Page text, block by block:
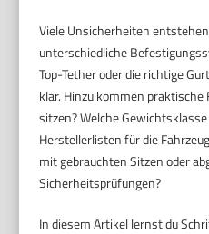
Viele Unsicherheiten
unterschiedliche
Top-Tether oder die richtige
klar. Hinzu kommen praktische
sitzen? Welche
Herstellerlisten für die
mit gebrauchten Sitzen oder
Sicherheitsprüfungen?
In diesem Artikel lernst du